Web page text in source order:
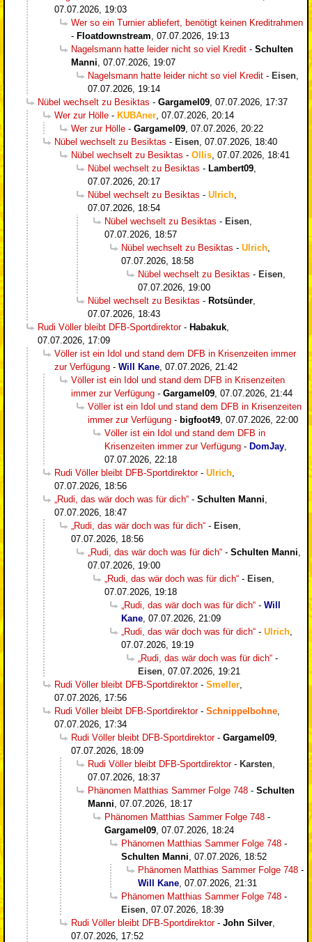
07.07.2026, 19:03
Wer so ein Turnier abliefert, benötigt keinen Kreditrahmen
- Floatdownstream 07.07.2026, 19:13
Nagelsmann hatte leider nicht so viel Kredit - Schulten
Manni 07.07.2026, 19:07
Nagelsmann hatte leider nicht so viel Kredit - Eisen
07.07.2026, 19:14
Nübel wechselt zu Besiktas - Gargamel09 07.07.2026, 17:37
Wer zur Hölle - KUBAner 07.07.2026, 20:14
Wer zur Hölle - Gargamel09 07.07.2026, 20:22
Nübel wechselt zu Besiktas - Eisen 07.07.2026, 18:40
Nübel wechselt zu Besiktas - Ollis 07.07.2026, 18:41
Nübel wechselt zu Besiktas - Lambert09
07.07.2026, 20:17
Nübel wechselt zu Besiktas - Ulrich
07.07.2026, 18:54
Nübel wechselt zu Besiktas - Eisen
07.07.2026, 18:57
Nübel wechselt zu Besiktas - Ulrich
07.07.2026, 18:58
Nübel wechselt zu Besiktas - Eisen
07.07.2026, 19:00
Nübel wechselt zu Besiktas - Rotsünder
07.07.2026, 18:43
Rudi Völler bleibt DFB-Sportdirektor- Habakuk
07.07.2026, 17:09
Völler ist ein Idol und stand dem DFB in Krisenzeiten immer
zur Verfügung - Will Kane 07.07.2026, 21:42
Völler ist ein Idol und stand dem DFB in Krisenzeiten
immer zur Verfügung - Gargamel09 07.07.2026, 21:44
Völler ist ein Idol und stand dem DFB in Krisenzeiten
immer zur Verfügung - bigfoot49 07.07.2026, 22:00
Völler ist ein Idol und stand dem DFB in
Krisenzeiten immer zur Verfügung - DomJay
07.07.2026, 22:18
Rudi Völler bleibt DFB-Sportdirektor- Ulrich
07.07.2026, 18:56
„Rudi, das wär doch was für dich“ - Schulten Manni
07.07.2026, 18:47
„Rudi, das wär doch was für dich“ - Eisen
07.07.2026, 18:56
„Rudi, das wär doch was für dich“ - Schulten Manni
07.07.2026, 19:00
„Rudi, das wär doch was für dich“ - Eisen
07.07.2026, 19:18
„Rudi, das wär doch was für dich“ - Will
Kane 07.07.2026, 21:09
„Rudi, das wär doch was für dich“ - Ulrich
07.07.2026, 19:19
„Rudi, das wär doch was für dich“ -
Eisen 07.07.2026, 19:21
Rudi Völler bleibt DFB-Sportdirektor- Smeller
07.07.2026, 17:56
Rudi Völler bleibt DFB-Sportdirektor- Schnippelbohne
07.07.2026, 17:34
Rudi Völler bleibt DFB-Sportdirektor- Gargamel09
07.07.2026, 18:09
Rudi Völler bleibt DFB-Sportdirektor- Karsten
07.07.2026, 18:37
Phänomen Matthias Sammer Folge 748 - Schulten
Manni 07.07.2026, 18:17
Phänomen Matthias Sammer Folge 748 -
Gargamel09 07.07.2026, 18:24
Phänomen Matthias Sammer Folge 748 -
Schulten Manni 07.07.2026, 18:52
Phänomen Matthias Sammer Folge 748 -
Will Kane 07.07.2026, 21:31
Phänomen Matthias Sammer Folge 748 -
Eisen 07.07.2026, 18:39
Rudi Völler bleibt DFB-Sportdirektor- John Silver
07.07.2026, 17:52